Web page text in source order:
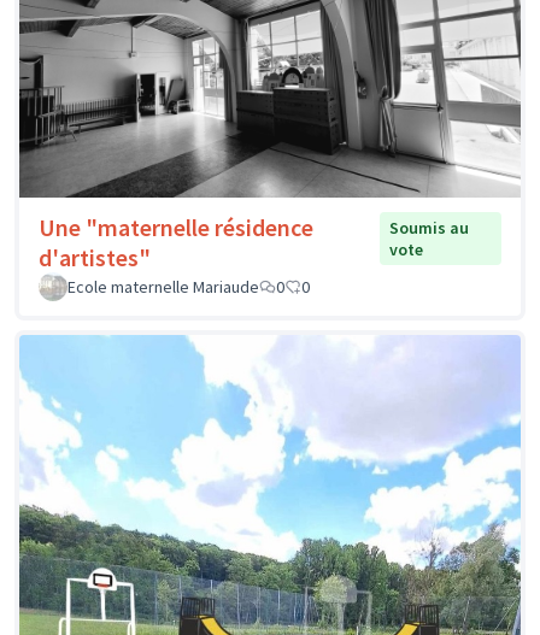
Une "maternelle résidence
d'artistes"
Soumis au
vote
Ecole maternelle Mariaude
0 0